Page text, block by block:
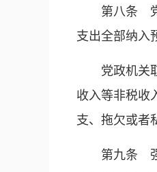
第八条
支出全部纳入
党政机关
收入等非税收
支、拖欠或者
第九条